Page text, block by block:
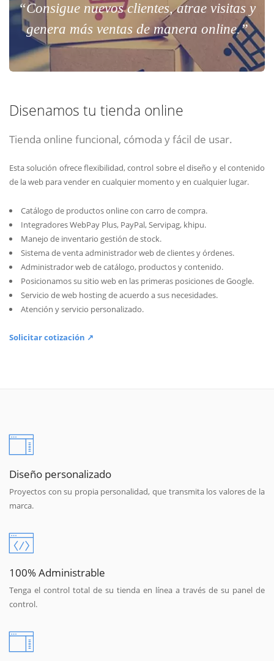
“Consigue nuevos clientes, atrae visitas y
genera más ventas de manera online.”
Disenamos tu tienda online
Tienda online funcional, cómoda y fácil de usar.
Esta solución ofrece flexibilidad, control sobre el diseño y el contenido
de la web para vender en cualquier momento y en cualquier lugar.
Catálogo de productos online con carro de compra.
Integradores WebPay Plus, PayPal, Servipag, khipu.
Manejo de inventario gestión de stock.
Sistema de venta administrador web de clientes y órdenes.
Administrador web de catálogo, productos y contenido.
Posicionamos su sitio web en las primeras posiciones de Google.
Servicio de web hosting de acuerdo a sus necesidades.
Atención y servicio personalizado.
Solicitar cotización ↗
Diseño personalizado
Proyectos con su propia personalidad, que transmita los valores de la
marca.
100% Administrable
Tenga el control total de su tienda en línea a través de su panel de
control.